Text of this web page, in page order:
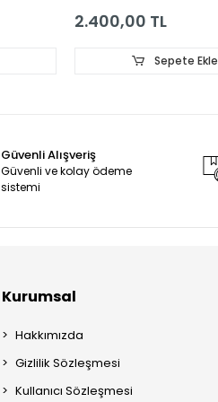
2.400,00 TL
Sepete Ekle
Güvenli Alışveriş
Güvenli ve kolay ödeme
sistemi
Kurumsal
Hakkımızda
Gizlilik Sözleşmesi
Kullanıcı Sözleşmesi